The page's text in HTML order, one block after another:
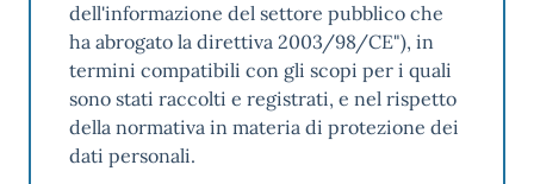
dell'informazione del settore pubblico che
ha abrogato la direttiva 2003/98/CE"), in
termini compatibili con gli scopi per i quali
sono stati raccolti e registrati, e nel rispetto
della normativa in materia di protezione dei
dati personali.